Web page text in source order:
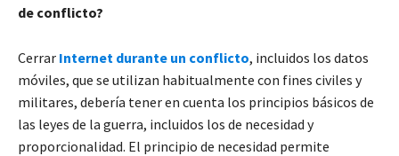
de conflicto?
Cerrar Internet durante un conflicto, incluidos los datos
móviles, que se utilizan habitualmente con fines civiles y
militares, debería tener en cuenta los principios básicos de
las leyes de la guerra, incluidos los de necesidad y
proporcionalidad. El principio de necesidad permite